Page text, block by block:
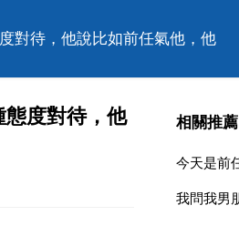
對待，他說比如前任氣他，他
度對待，他
相關推薦